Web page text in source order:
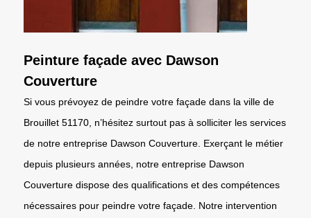
Peinture façade avec Dawson
Couverture
Si vous prévoyez de peindre votre façade dans la ville de
Brouillet 51170, n’hésitez surtout pas à solliciter les services
de notre entreprise Dawson Couverture. Exerçant le métier
depuis plusieurs années, notre entreprise Dawson
Couverture dispose des qualifications et des compétences
nécessaires pour peindre votre façade. Notre intervention